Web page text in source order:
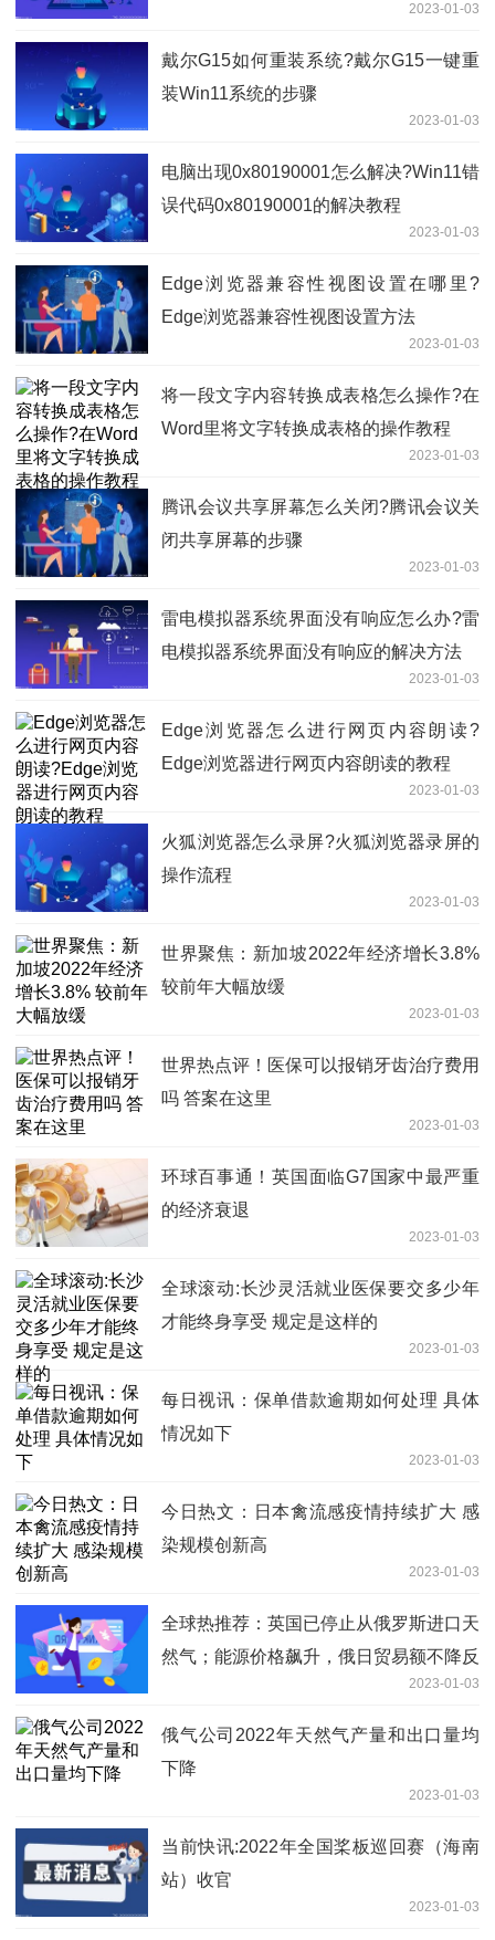
2023-01-03
戴尔G15如何重装系统?戴尔G15一键重
装Win11系统的步骤
2023-01-03
电脑出现0x80190001怎么解决?Win11错
误代码0x80190001的解决教程
2023-01-03
Edge浏览器兼容性视图设置在哪里?
Edge浏览器兼容性视图设置方法
2023-01-03
将一段文字内容转换成表格怎么操作?在
Word里将文字转换成表格的操作教程
2023-01-03
腾讯会议共享屏幕怎么关闭?腾讯会议关
闭共享屏幕的步骤
2023-01-03
雷电模拟器系统界面没有响应怎么办?雷
电模拟器系统界面没有响应的解决方法
2023-01-03
Edge浏览器怎么进行网页内容朗读?
Edge浏览器进行网页内容朗读的教程
2023-01-03
火狐浏览器怎么录屏?火狐浏览器录屏的
操作流程
2023-01-03
世界聚焦：新加坡2022年经济增长3.8%
较前年大幅放缓
2023-01-03
世界热点评！医保可以报销牙齿治疗费用
吗 答案在这里
2023-01-03
环球百事通！英国面临G7国家中最严重
的经济衰退
2023-01-03
全球滚动:长沙灵活就业医保要交多少年
才能终身享受 规定是这样的
2023-01-03
每日视讯：保单借款逾期如何处理 具体
情况如下
2023-01-03
今日热文：日本禽流感疫情持续扩大 感
染规模创新高
2023-01-03
全球热推荐：英国已停止从俄罗斯进口天
然气；能源价格飙升，俄日贸易额不降反
2023-01-03
俄气公司2022年天然气产量和出口量均
下降
2023-01-03
当前快讯:2022年全国桨板巡回赛（海南
站）收官
2023-01-03